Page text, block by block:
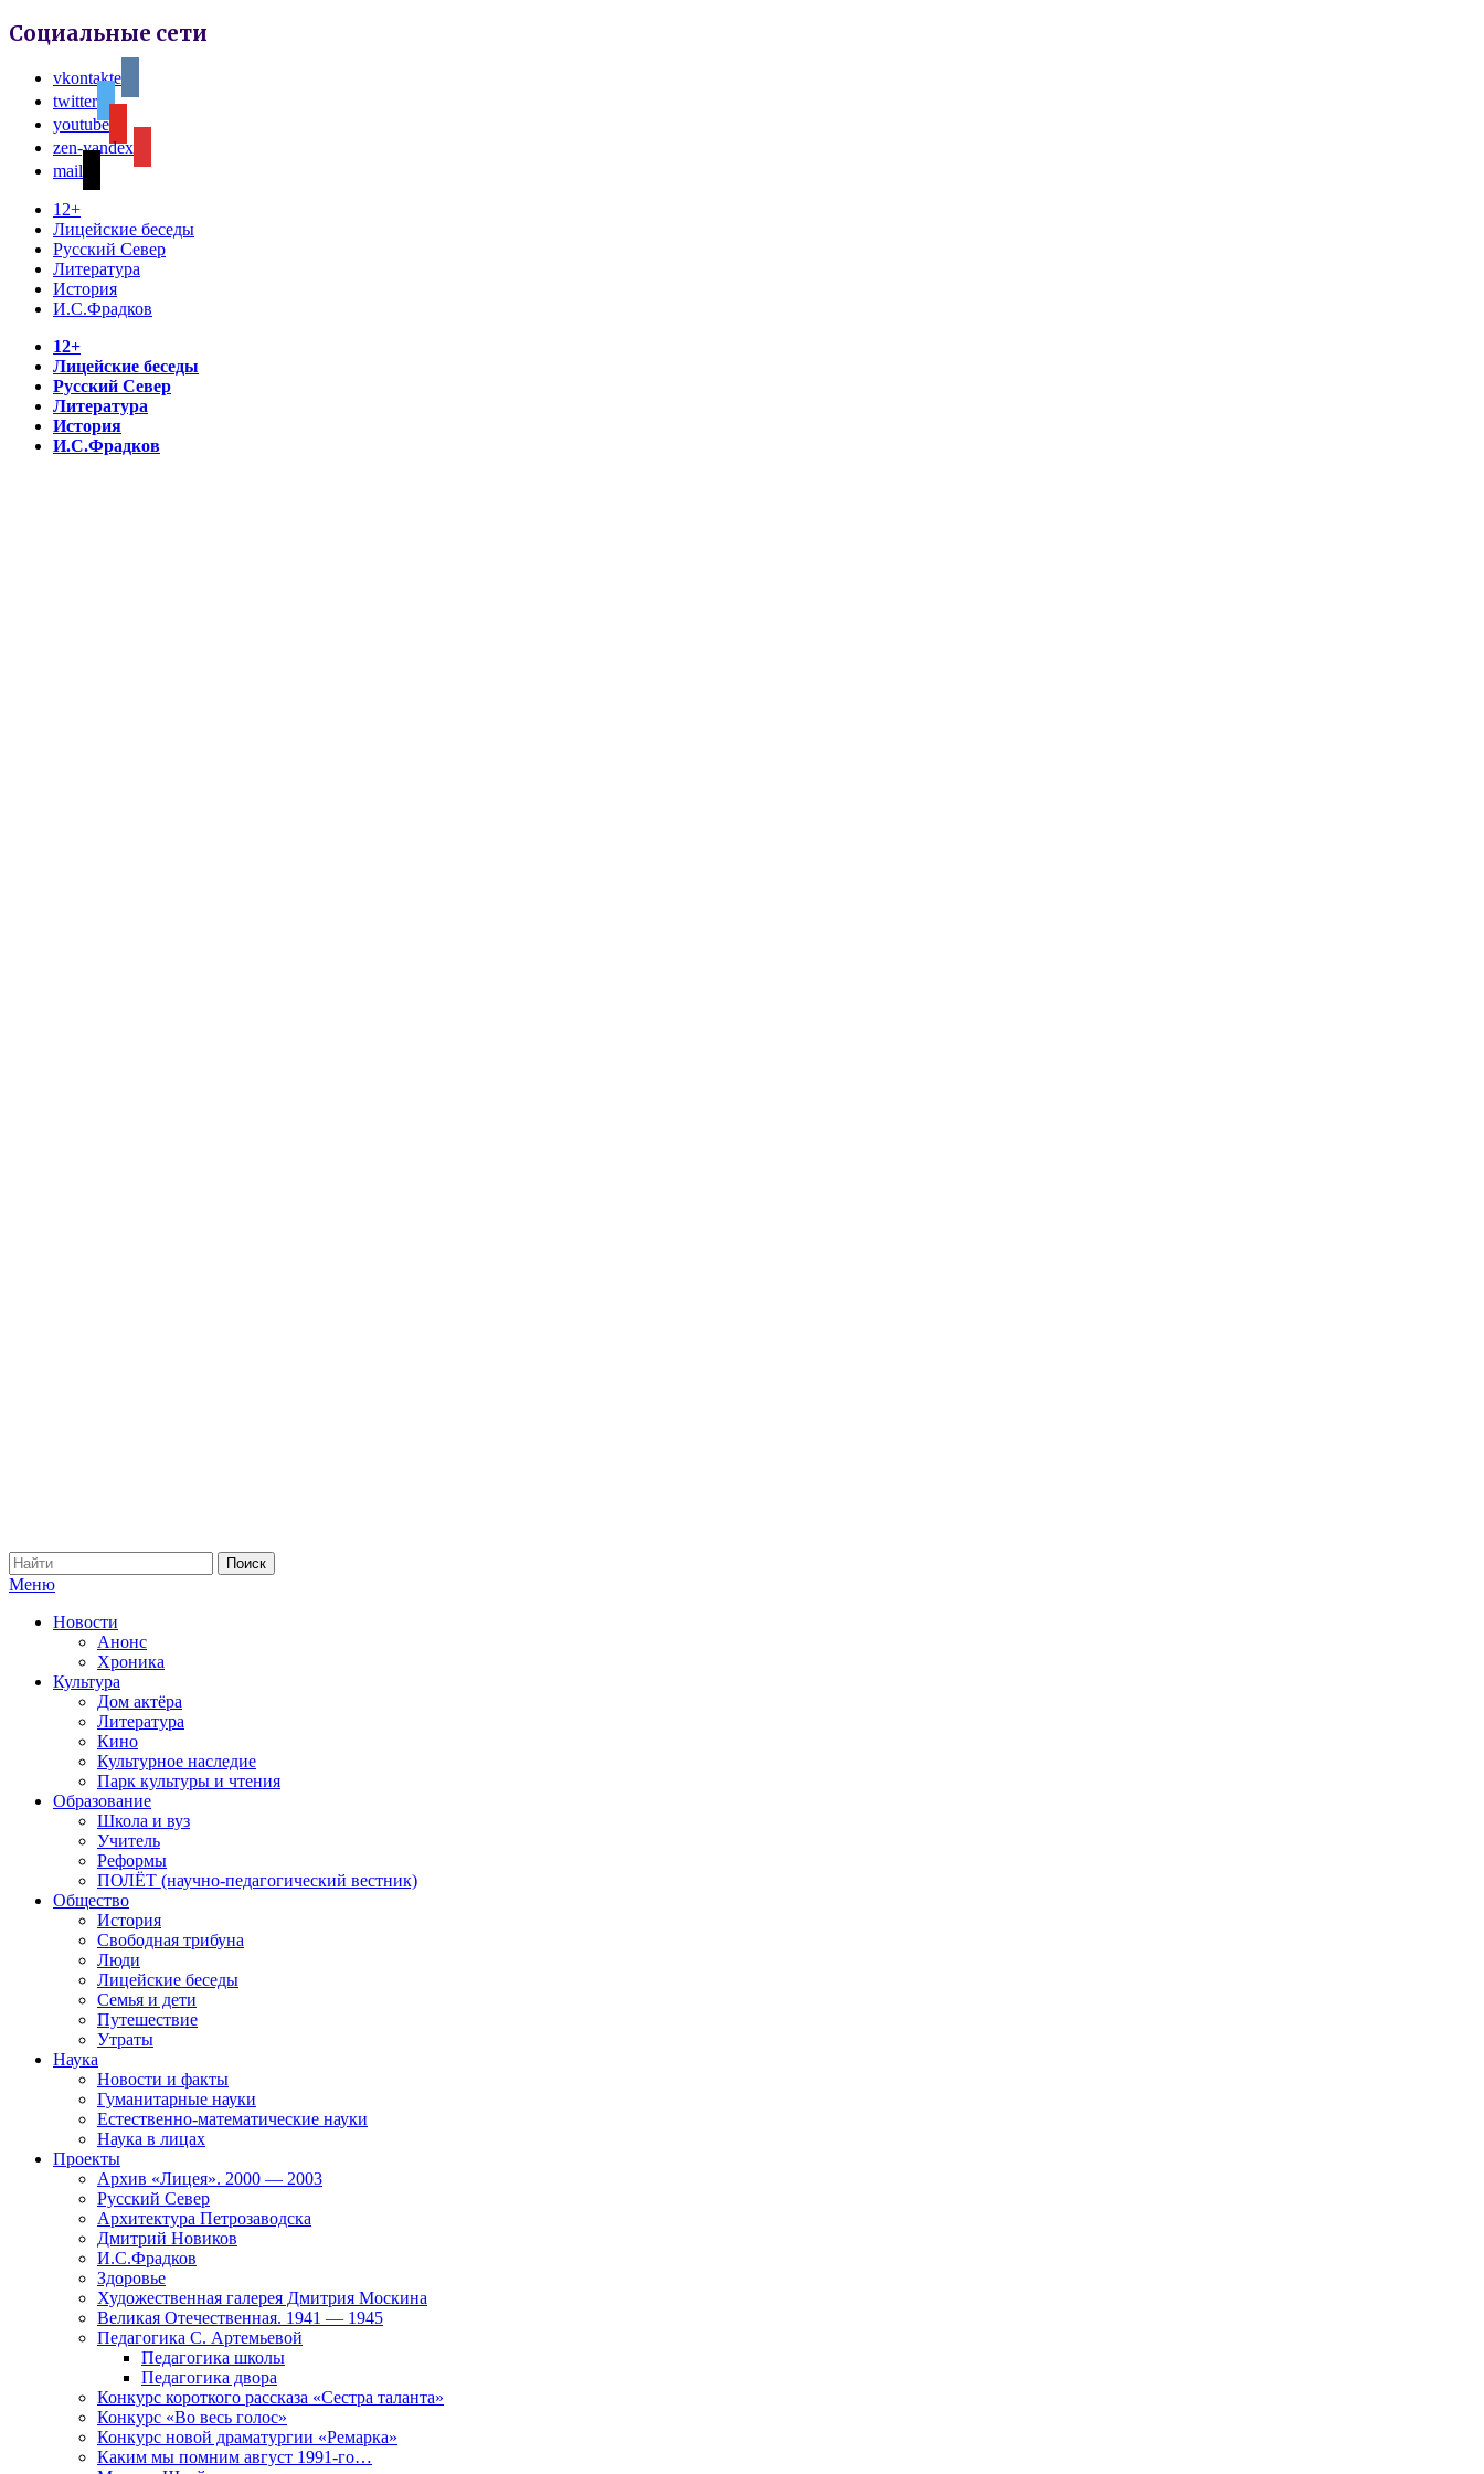
Социальные сети
vkontakte
twitter
youtube
zen-yandex
mail
12+
Лицейские беседы
Русский Север
Литература
История
И.С.Фрадков
12+
Лицейские беседы
Русский Север
Литература
История
И.С.Фрадков
Меню
Новости
Анонс
Хроника
Культура
Дом актёра
Литература
Кино
Культурное наследие
Парк культуры и чтения
Образование
Школа и вуз
Учитель
Реформы
ПОЛЁТ (научно-педагогический вестник)
Общество
История
Свободная трибуна
Люди
Лицейские беседы
Семья и дети
Путешествие
Утраты
Наука
Новости и факты
Гуманитарные науки
Естественно-математические науки
Наука в лицах
Проекты
Архив «Лицея». 2000 — 2003
Русский Север
Архитектура Петрозаводска
Дмитрий Новиков
И.С.Фрадков
Здоровье
Художественная галерея Дмитрия Москина
Великая Отечественная. 1941 — 1945
Педагогика С. Артемьевой
Педагогика школы
Педагогика двора
Конкурс короткого рассказа «Сестра таланта»
Конкурс «Во весь голос»
Конкурс новой драматургии «Ремарка»
Каким мы помним август 1991-го…